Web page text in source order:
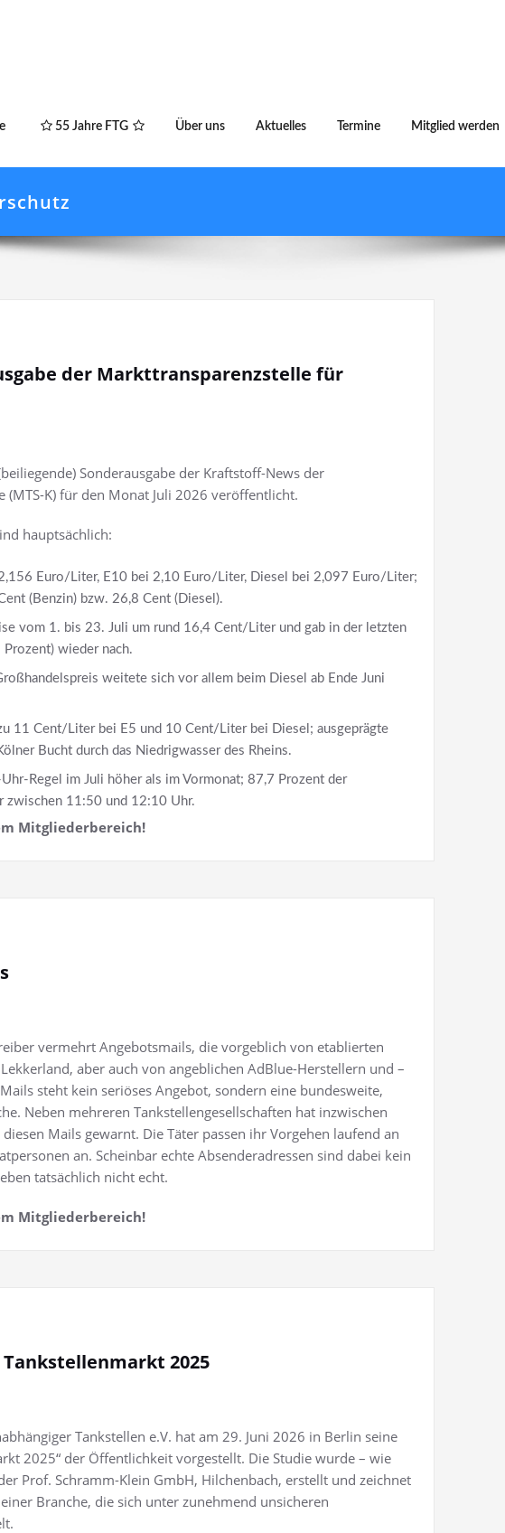
55 Jahre FTG Über uns Aktuelles Termine Mitglied werden
der Markttransparenzstelle für
Sonderausgabe der Kraftstoff-News der
K) für den Monat Juli 2026 veröffentlicht.
hauptsächlich:
Euro/Liter, E10 bei 2,10 Euro/Liter, Diesel bei 2,097 Euro/Liter;
(Benzin) bzw. 26,8 Cent (Diesel).
vom 1. bis 23. Juli um rund 16,4 Cent/Liter und gab in der letzten
wieder nach.
weitete sich vor allem beim Diesel ab Ende Juni
11 Cent/Liter bei E5 und 10 Cent/Liter bei Diesel; ausgeprägte
Bucht durch das Niedrigwasser des Rheins.
Regel im Juli höher als im Vormonat; 87,7 Prozent der
zwischen 11:50 und 12:10 Uhr.
Mitgliederbereich!
vermehrt Angebotsmails, die vorgeblich von etablierten
aber auch von angeblichen AdBlue-Herstellern und –
steht kein seriöses Angebot, sondern eine bundesweite,
Neben mehreren Tankstellengesellschaften hat inzwischen
Mails gewarnt. Die Täter passen ihr Vorgehen laufend an
an. Scheinbar echte Absenderadressen sind dabei kein
tatsächlich nicht echt.
Mitgliederbereich!
2025
Tankstellen e.V. hat am 29. Juni 2026 in Berlin seine
2025“ der Öffentlichkeit vorgestellt. Die Studie wurde – wie
Prof. Schramm-Klein GmbH, Hilchenbach, erstellt und zeichnet
Branche, die sich unter zunehmend unsicheren